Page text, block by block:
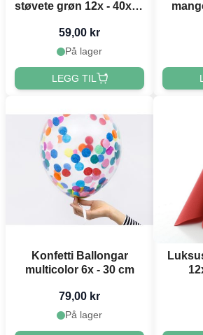
støvete grøn 12x - 40x40
59,00 kr
På lager
LEGG TIL
Konfetti Ballongar
multicolor 6x - 30 cm
79,00 kr
På lager